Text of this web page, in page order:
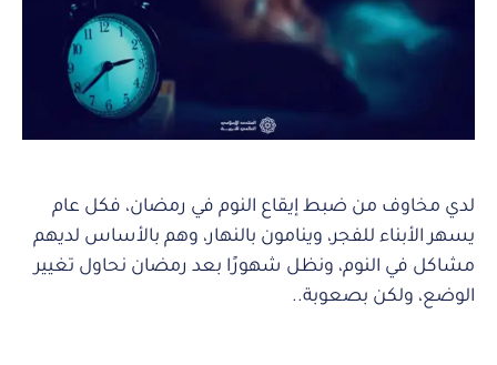
لدي مخاوف من ضبط إيقاع النوم في رمضان، فكل عام
يسهر الأبناء للفجر، وينامون بالنهار، وهم بالأساس لديهم
مشاكل في النوم، ونظل شهورًا بعد رمضان نحاول تغيير
الوضع، ولكن بصعوبة..